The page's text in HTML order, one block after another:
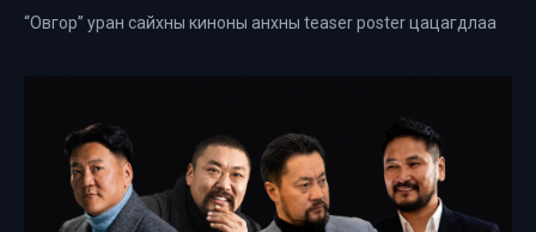
“Овгор” уран сайхны киноны анхны teaser poster цацагдлаа